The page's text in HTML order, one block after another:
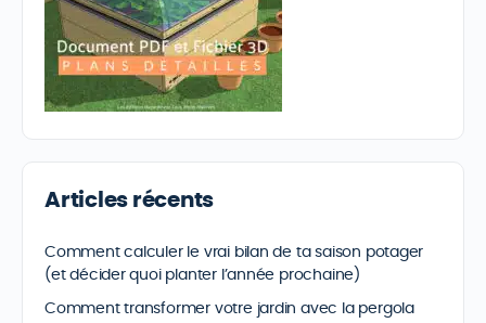
Articles récents
Comment calculer le vrai bilan de ta saison potager
(et décider quoi planter l’année prochaine)
Comment transformer votre jardin avec la pergola